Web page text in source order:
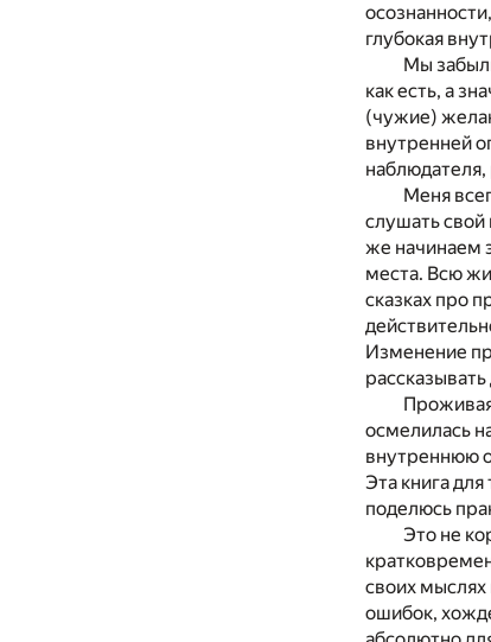
глубокая
Мы
как есть, а
(чужие)
внутренней
наблюдателя,
Меня
слушать свой
же начинаем
места. Всю
сказках про
Изменение
осмелилась
внутреннюю
Эта книга
поделюсь
Это не
своих мыслях
ошибок,